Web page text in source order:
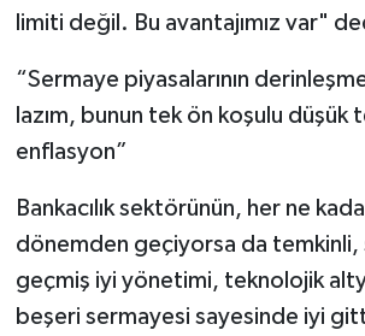
limiti değil. Bu avantajımız var"
“Sermaye piyasalarının
lazım, bunun tek ön koşulu düşük
enflasyon”
Bankacılık sektörünün, her ne
dönemden geçiyorsa da
geçmiş iyi yönetimi, teknolojik
beşeri sermayesi sayesinde iyi